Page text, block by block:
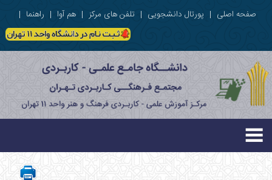
صفحه اصلی | پورتال دانشجویی | تلفن های مرکز | هم آوا | راهنما |